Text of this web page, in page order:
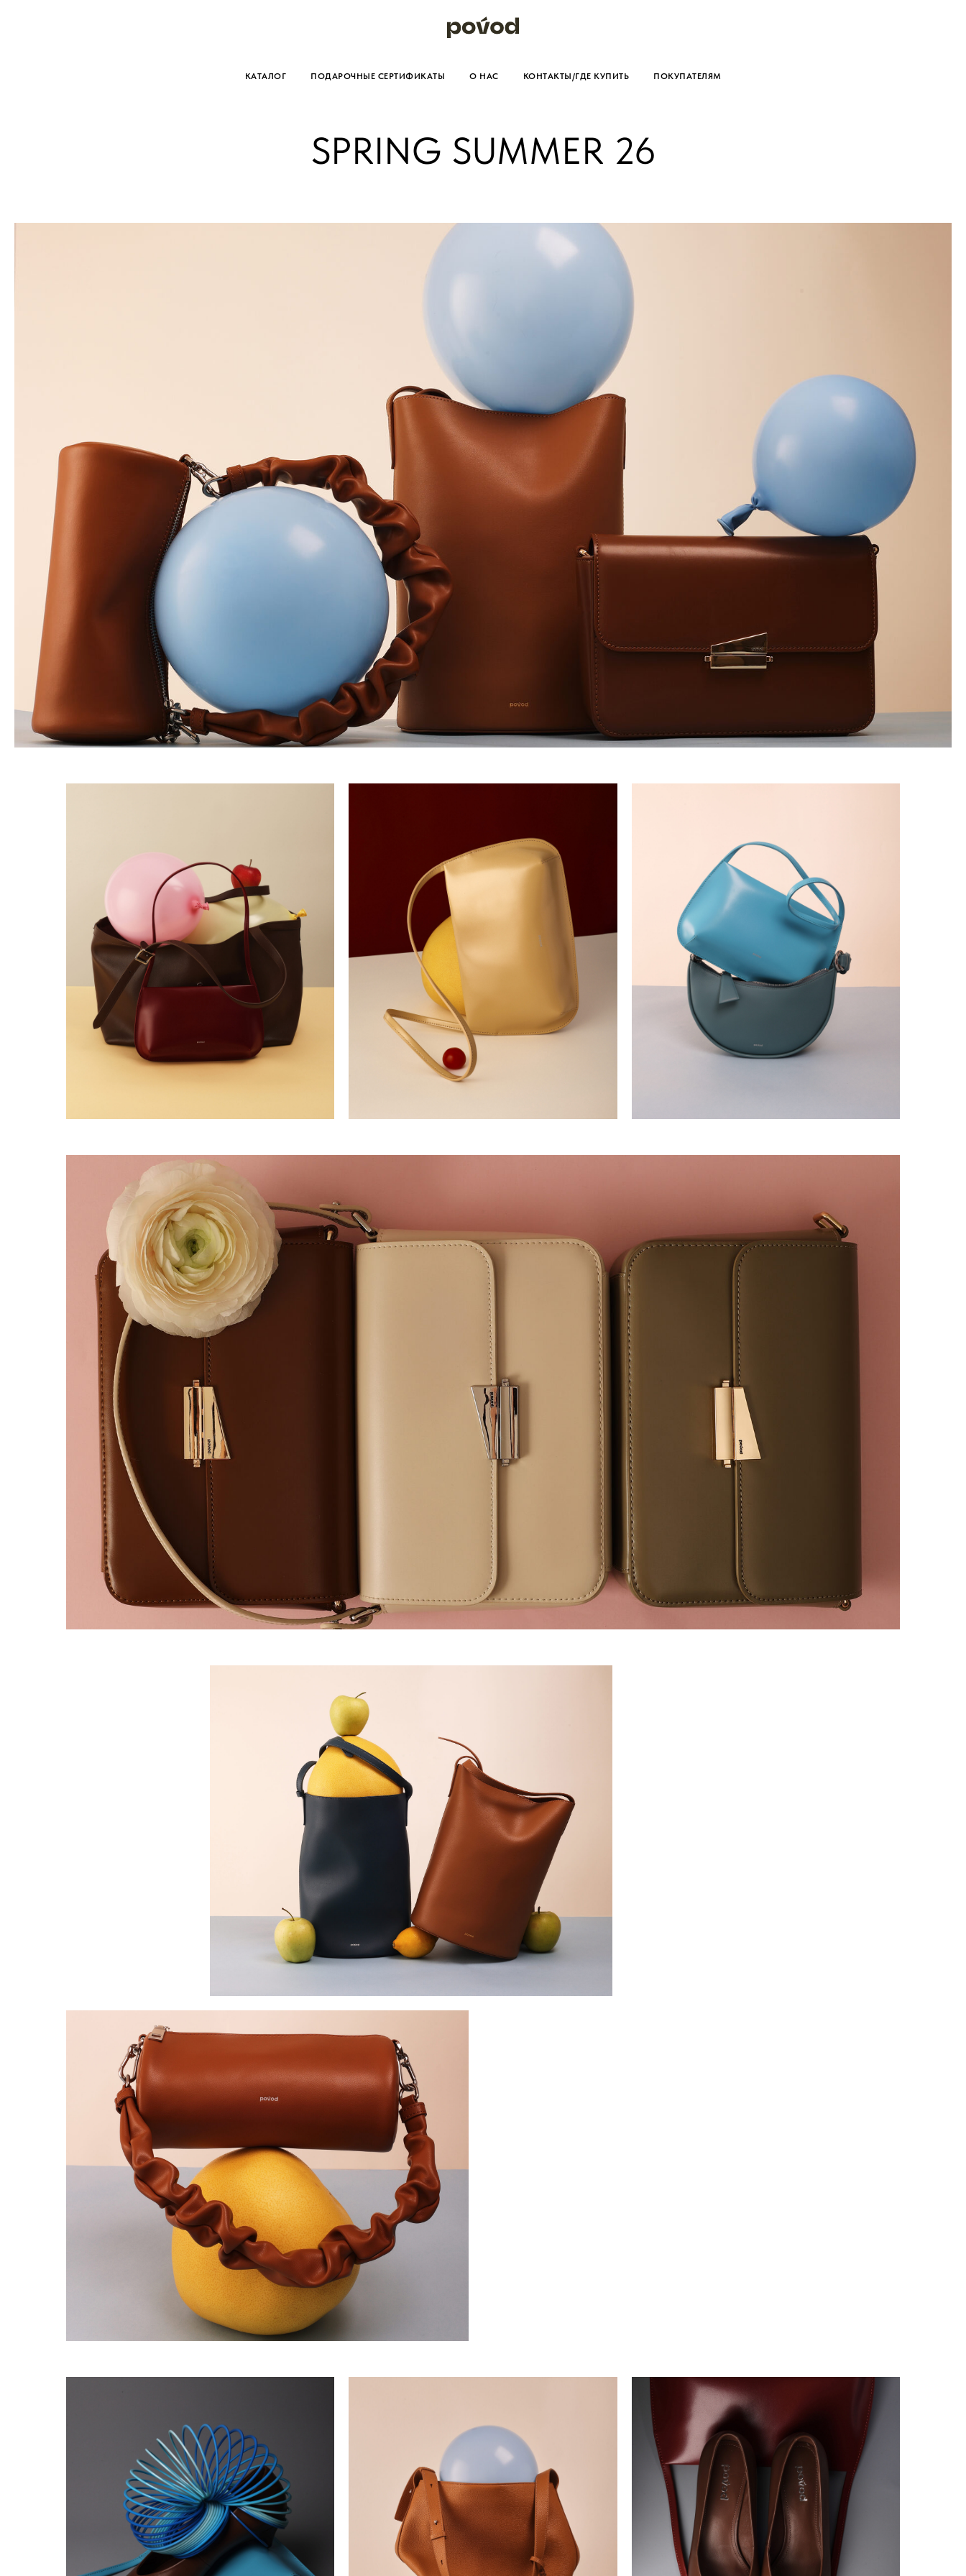
КАТАЛОГ ПОДАРОЧНЫЕ СЕРТИФИКАТЫ О НАС КОНТАКТЫ/ГДЕ КУПИТЬ ПОКУПАТЕЛЯМ
SPRING SUMMER 26